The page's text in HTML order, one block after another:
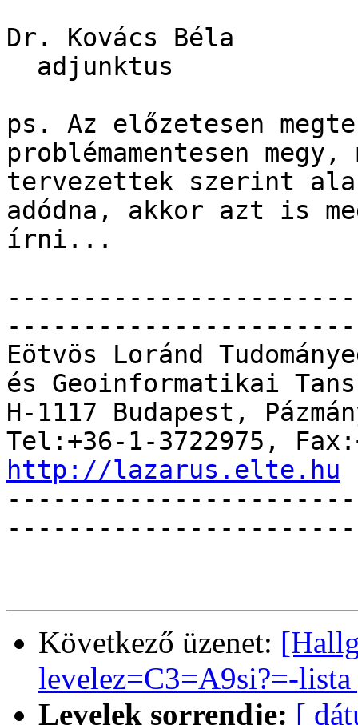
Dr. Kovács Béla
ps. Az előzetesen
problémamentesen megy,
tervezettek szerint
adódna, akkor azt is
írni...
Eötvös Loránd
és Geoinformatikai
H-1117 Budapest,
http://lazarus.elte.hu
Következő üzenet:
levelez=C3=A9si?=-
Levelek sorrendje: [